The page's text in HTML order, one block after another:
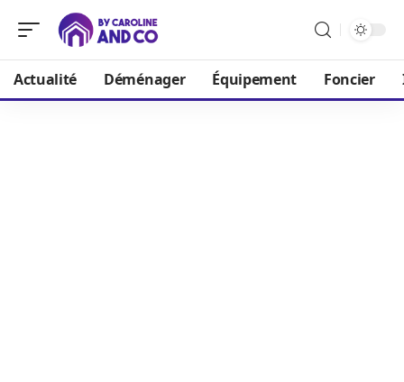
Actualité Déménager Équipement Foncier